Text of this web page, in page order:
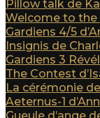
Pillow talk de
Welcome to the
Gardiens 4/5
Insignis de
Gardiens 3
The Contest
La cérémonie
Aeternus-1